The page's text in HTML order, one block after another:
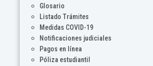
Glosario
Listado Trámites
Medidas COVID-19
Notificaciones judiciales
Pagos en línea
Póliza estudiantil